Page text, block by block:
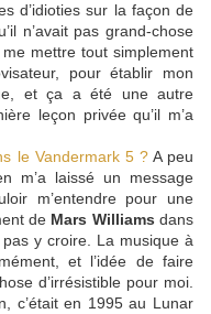
d’idioties sur la façon de
n’avait pas grand-chose
mettre tout simplement
pour établir mon
et ça a été une autre
leçon privée qu’il m’a
le Vandermark 5 ? A peu
m’a laissé un message
m’entendre pour une
de Mars Williams dans
y croire. La musique à
et l’idée de faire
d’irrésistible pour moi.
c’était en 1995 au Lunar